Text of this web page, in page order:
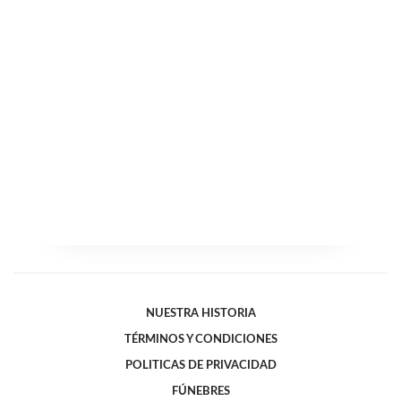
NUESTRA HISTORIA
TÉRMINOS Y CONDICIONES
POLITICAS DE PRIVACIDAD
FÚNEBRES